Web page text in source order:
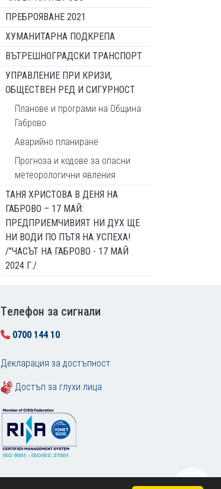
ПРЕБРОЯВАНЕ 2021
ХУМАНИТАРНА ПОДКРЕПА
ВЪТРЕШНОГРАДСКИ ТРАНСПОРТ
УПРАВЛЕНИЕ ПРИ КРИЗИ,
ОБЩЕСТВЕН РЕД И СИГУРНОСТ
Планове и програми на Община
Габрово
Аварийно планиране
Прогноза и кодове за опасни
метеорологични явления
ТАНЯ ХРИСТОВА В ДЕНЯ НА
ГАБРОВО – 17 МАЙ:
ПРЕДПРИЕМЧИВИЯТ НИ ДУХ ЩЕ
НИ ВОДИ ПО ПЪТЯ НА УСПЕХА!
/"ЧАСЪТ НА ГАБРОВО - 17 МАЙ
2024 Г./
Tелефон за сигнали
0700 144 10
Декларация за достъпност
Достъп за глухи лица